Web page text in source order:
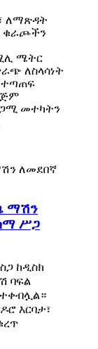
ለማጽዳት
ቁራጮችን
ሜትር
ለስላሳነት
መተካትን
ማሽን
ሥጋ
ከዲስክ
ባፍል
እርባታ፣